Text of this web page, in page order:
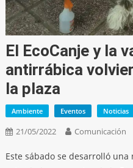
El EcoCanje y la
antirrábica
la plaza
Ambiente Eventos Noticias
21/05/2022 Comunicación
Este sábado se desarrolló